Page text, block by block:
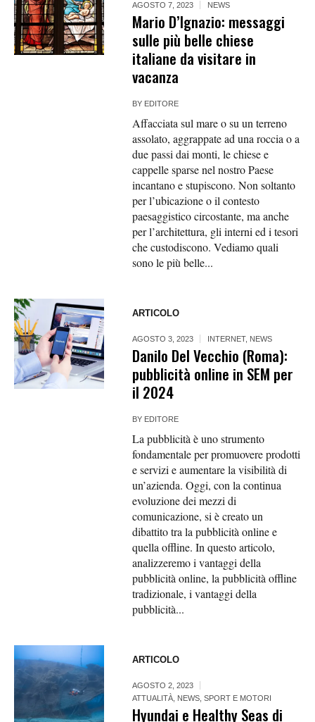
AGOSTO 7, 2023 NEWS
Mario D’Ignazio: messaggi
sulle più belle chiese
italiane da visitare in
vacanza
BY EDITORE
Affacciata sul mare o su un terreno
assolato, aggrappate ad una roccia o a
due passi dai monti, le chiese e
cappelle sparse nel nostro Paese
incantano e stupiscono. Non soltanto
per l’ubicazione o il contesto
paesaggistico circostante, ma anche
per l’architettura, gli interni ed i tesori
che custodiscono. Vediamo quali
sono le più belle...
ARTICOLO
AGOSTO 3, 2023 INTERNET, NEWS
Danilo Del Vecchio (Roma):
pubblicità online in SEM per
il 2024
BY EDITORE
La pubblicità è uno strumento
fondamentale per promuovere prodotti
e servizi e aumentare la visibilità di
un’azienda. Oggi, con la continua
evoluzione dei mezzi di
comunicazione, si è creato un
dibattito tra la pubblicità online e
quella offline. In questo articolo,
analizzeremo i vantaggi della
pubblicità online, la pubblicità offline
tradizionale, i vantaggi della
pubblicità...
ARTICOLO
AGOSTO 2, 2023
ATTUALITÀ NEWS ,SPORT E MOTORI
Hyundai e Healthy Seas di